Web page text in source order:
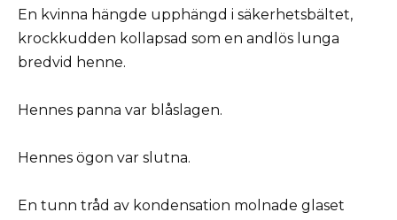
En kvinna hängde upphängd i säkerhetsbältet,
krockkudden kollapsad som en andlös lunga
bredvid henne.
Hennes panna var blåslagen.
Hennes ögon var slutna.
En tunn tråd av kondensation molnade glaset